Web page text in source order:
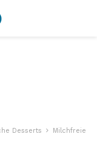
Desserts
Milchfreie